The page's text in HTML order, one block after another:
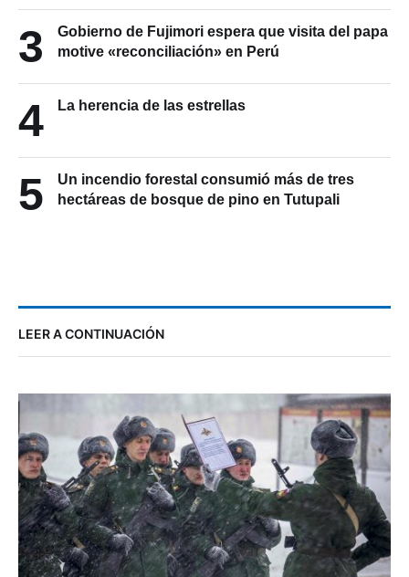
3
Gobierno de Fujimori espera que visita del papa
motive «reconciliación» en Perú
4 La herencia de las estrellas
5
Un incendio forestal consumió más de tres
hectáreas de bosque de pino en Tutupali
LEER A CONTINUACIÓN